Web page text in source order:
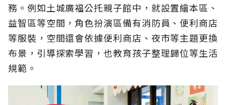
務。例如土城廣福公托親子館中，就設置繪本區、
益智區等空間，角色扮演區備有消防員、便利商店
等服裝，空間還會依據便利商店、夜市等主題更換
布景，引導探索學習，也教育孩子整理歸位等生活
規範。